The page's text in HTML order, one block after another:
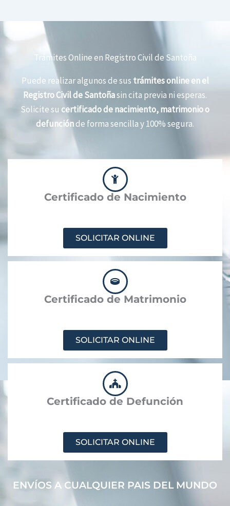
Trámites Online en Registro Civil de Santoña
Puede realizar algunos de sus trámites online en el
Registro Civil de Santoñasin cita previa ni esperas.
Solicite su certificado de nacimiento, matrimonio o
defunciónde forma sencilla y 100% segura.
Certificado de Nacimiento
SOLICITAR ONLINE
Certificado de Matrimonio
SOLICITAR ONLINE
Certificado de Defunción
SOLICITAR ONLINE
ENVÍOS A CUALQUIER PAIS DEL MUNDO